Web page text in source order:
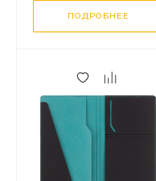
ПОДРОБНЕЕ